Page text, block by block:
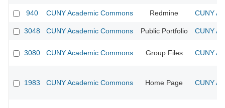
940 CUNY Academic Commons Redmine CUNY
3048 CUNY Academic Commons Public Portfolio CUNY
3080 CUNY Academic Commons Group Files CUNY
1983 CUNY Academic Commons Home Page CUNY